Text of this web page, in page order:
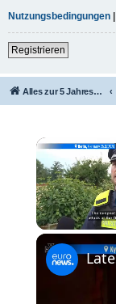
Nutzungsbedingungen |
Registrieren
Alles zur 5 Jahreswertung / Tabelle der UEFA mit vielen Statistiken.